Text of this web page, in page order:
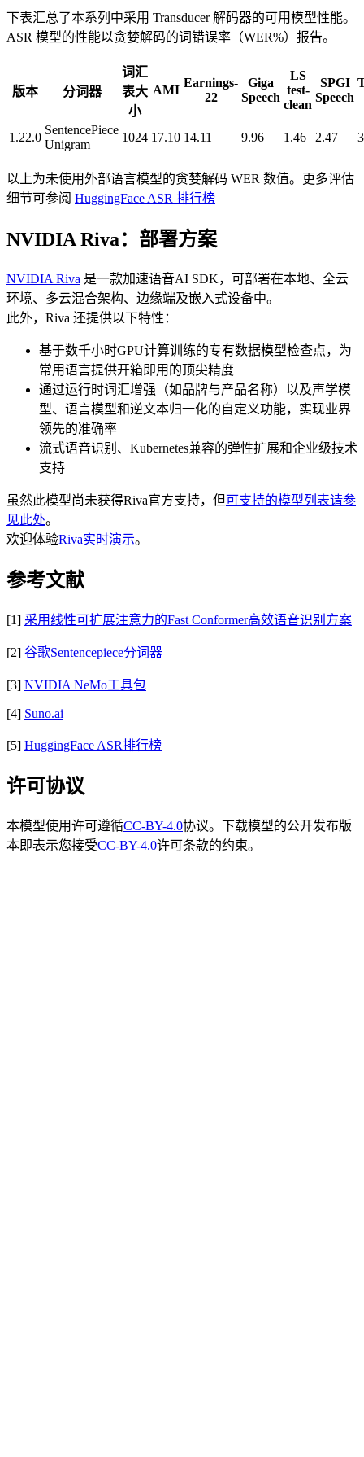
下表汇总了本系列中采用 Transducer 解码器的可用模型性能。
ASR 模型的性能以贪婪解码的词错误率（WER%）报告。
版本 分词器
词汇
表大
小
AMI
Earnings-
22
Giga
Speech
LS
test-
clean
SPGI
Speech
1.22.0
SentencePiece
Unigram
1024 17.10 14.11 9.96 1.46 2.47
以上为未使用外部语言模型的贪婪解码 WER 数值。更多评估
细节可参阅 HuggingFace ASR 排行榜
NVIDIA Riva：部署方案
NVIDIA Riva 是一款加速语音AI SDK，可部署在本地、全云
环境、多云混合架构、边缘端及嵌入式设备中。
此外，Riva 还提供以下特性：
基于数千小时GPU计算训练的专有数据模型检查点，为
常用语言提供开箱即用的顶尖精度
通过运行时词汇增强（如品牌与产品名称）以及声学模
型、语言模型和逆文本归一化的自定义功能，实现业界
领先的准确率
流式语音识别、Kubernetes兼容的弹性扩展和企业级技术
支持
虽然此模型尚未获得Riva官方支持，但可支持的模型列表请参
见此处。
欢迎体验Riva实时演示。
参考文献
[1] 采用线性可扩展注意力的Fast Conformer高效语音识别方案
[2] 谷歌Sentencepiece分词器
[3] NVIDIA NeMo工具包
[4] Suno.ai
[5] HuggingFace ASR排行榜
许可协议
本模型使用许可遵循CC-BY-4.0协议。下载模型的公开发布版
本即表示您接受CC-BY-4.0许可条款的约束。